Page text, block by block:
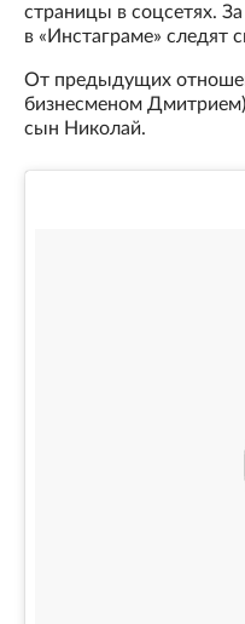
страницы в соцсетях.
в «Инстаграме» следят
От предыдущих
бизнесменом
сын Николай.